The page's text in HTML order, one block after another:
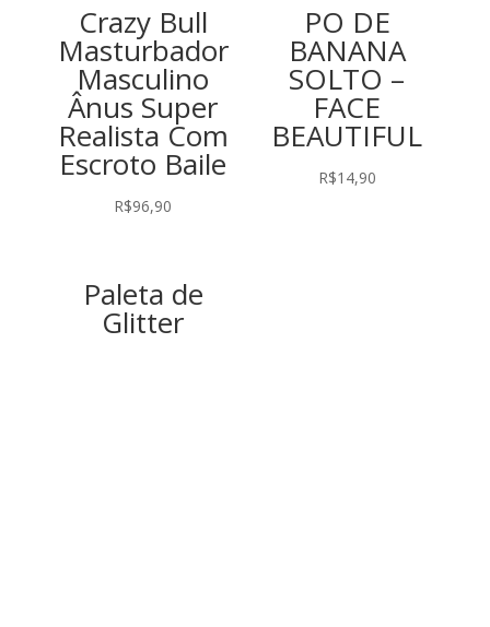
Crazy Bull
Masturbador
Masculino
Ânus Super
Realista Com
Escroto Baile
R$96,90
PO DE
BANANA
SOLTO –
FACE
BEAUTIFUL
R$14,90
Paleta de
Glitter